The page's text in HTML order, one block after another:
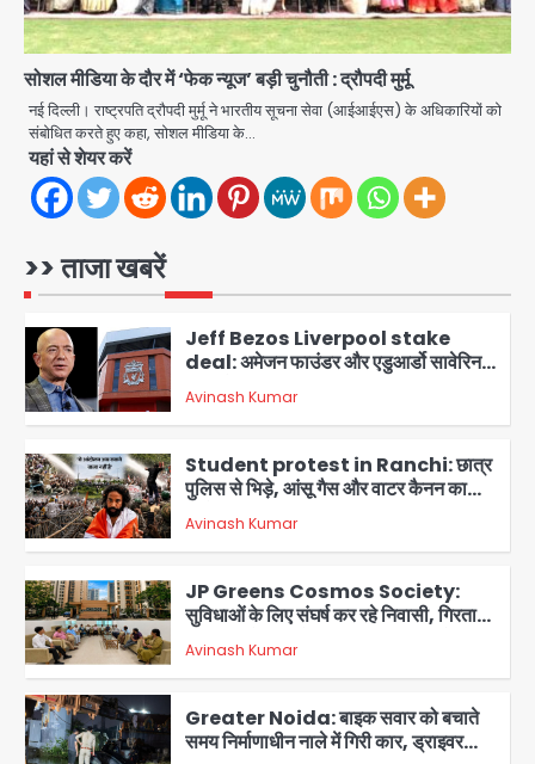
सोशल मीडिया के दौर में ‘फेक न्यूज’ बड़ी चुनौती : द्रौपदी मुर्मू
नई दिल्ली। राष्ट्रपति द्रौपदी मुर्मू ने भारतीय सूचना सेवा (आईआईएस) के अधिकारियों को
संबोधित करते हुए कहा, सोशल मीडिया के…
यहां से शेयर करें
>> ताजा खबरें
5
Greater Noida: बाइक सवार को बचाते
समय निर्माणाधीन नाले में गिरी कार, ड्राइवर
बाल-बाल बचा
Avinash Kumar
colombia earthquake: रिक्टर
तबाही, बोगोटा से वेनेजुएला सीमा तक झटके
महसूस
Avinash Kumar
deal: अमेजन फाउंडर और एडुआर्डो सावेरिन
Avinash Kumar
3
Student protest in Ranchi: छात्र
पुलिस से भिड़े, आंसू गैस और वाटर कैनन का
Avinash Kumar
4
JP Greens Cosmos Society:
सुविधाओं के लिए संघर्ष कर रहे निवासी, गिरता
Avinash Kumar
5
Greater Noida: बाइक सवार को बचाते
समय निर्माणाधीन नाले में गिरी कार, ड्राइवर
Avinash Kumar